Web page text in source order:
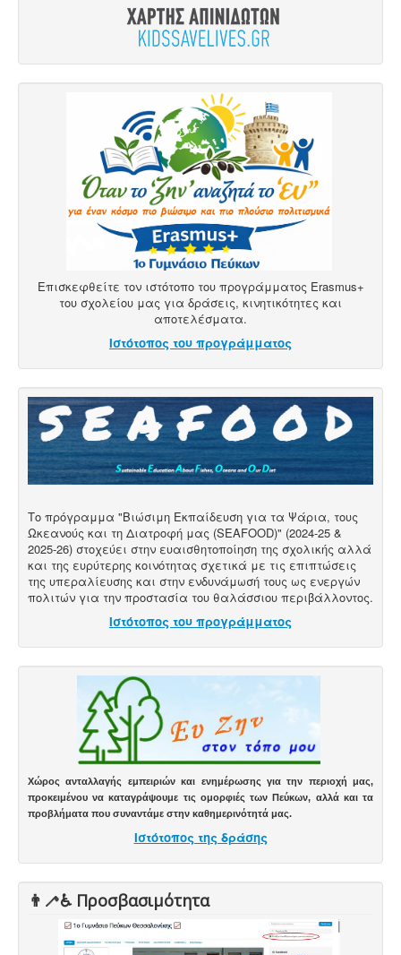
Επισκεφθείτε τον ιστότοπο του προγράμματος Erasmus+
του σχολείου μας για δράσεις, κινητικότητες και
αποτελέσματα.
Ιστότοπος του προγράμματος
Το πρόγραμμα "Βιώσιμη Εκπαίδευση για τα Ψάρια, τους
Ωκεανούς και τη Διατροφή μας (SEAFOOD)" (2024-25 &
2025-26) στοχεύει στην ευαισθητοποίηση της σχολικής αλλά
και της ευρύτερης κοινότητας σχετικά με τις επιπτώσεις
της υπεραλίευσης και στην ενδυνάμωσή τους ως ενεργών
πολιτών για την προστασία του θαλάσσιου περιβάλλοντος.
Ιστότοπος του προγράμματος
Χώρος ανταλλαγής εμπειριών και ενημέρωσης για την περιοχή μας,
προκειμένου να καταγράψουμε τις ομορφιές των Πεύκων, αλλά και τα
προβλήματα που συναντάμε στην καθημερινότητά μας.
Ιστότοπος της δράσης
👨‍🦯♿️ Προσβασιμότητα